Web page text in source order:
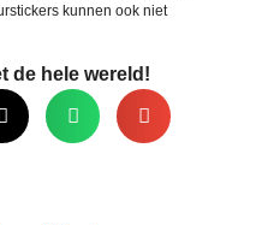
kunnen ook niet
de hele wereld!